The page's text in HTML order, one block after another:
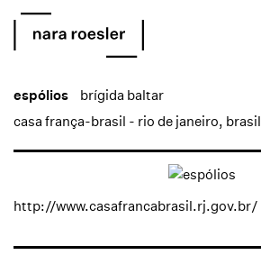
espólios
brígida baltar
casa frança-brasil - rio de janeiro, brasil
http://www.casafrancabrasil.rj.gov.br/